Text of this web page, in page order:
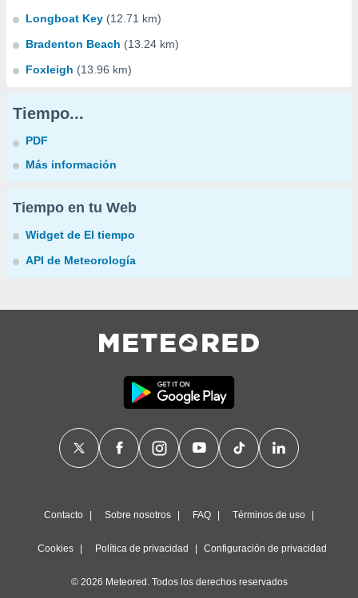
Longboat Key (12.71 km)
Bradenton Beach (13.24 km)
Foxleigh (13.96 km)
Tiempo...
PDF
Más información
Tiempo en tu Web
Widget de El tiempo
API de Meteorología
Contacto Sobre nosotros FAQ Términos de uso
Cookies Política de privacidad Configuración de privacidad
© 2026 Meteored. Todos los derechos reservados